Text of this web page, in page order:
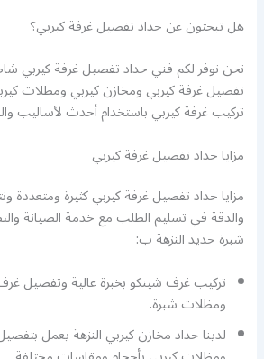
هل تبحثون عن حداد تفصيل غرفة كيربي؟
نحن نوفر لكم فني حداد تفصيل غرفة كيربي
تفصيل غرفة كيربي ومخازن كيربي ومظلات
تركيب غرفة كيربي باستخدام أحدث لأساليب
مزايا حداد تفصيل غرفة كيربي
مزايا حداد تفصيل غرفة كيربي كثيرة ومتعددة
والدقة في تسليم الطلب مع خدمة الصيانة
شبرة حديد النزهة ب:
تركيب غرف شينكو بخبرة عالية وتفصيل
ومظلات شبرة.
لدينا حداد مخازن كيربي النزهة يعمل